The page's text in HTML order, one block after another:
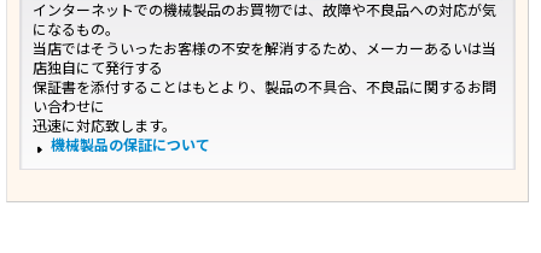
インターネットでの機械製品のお買物では、故障や不良品への対応が気
になるもの。
当店ではそういったお客様の不安を解消するため、メーカーあるいは当
店独自にて発行する
保証書を添付することはもとより、製品の不具合、不良品に関するお問
い合わせに
迅速に対応致します。
機械製品の保証について